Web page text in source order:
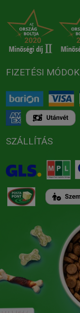
FIZETÉSI MÓDOK
SZÁLLÍTÁS